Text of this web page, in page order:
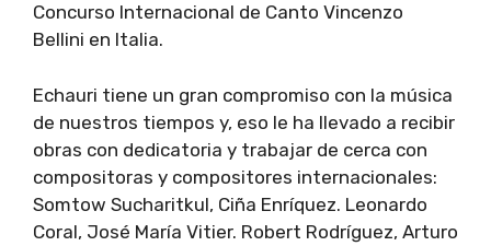
Concurso Internacional de Canto Vincenzo
Bellini en Italia.
Echauri tiene un gran compromiso con la música
de nuestros tiempos y, eso le ha llevado a recibir
obras con dedicatoria y trabajar de cerca con
compositoras y compositores internacionales:
Somtow Sucharitkul, Ciña Enríquez. Leonardo
Coral, José María Vitier. Robert Rodríguez, Arturo